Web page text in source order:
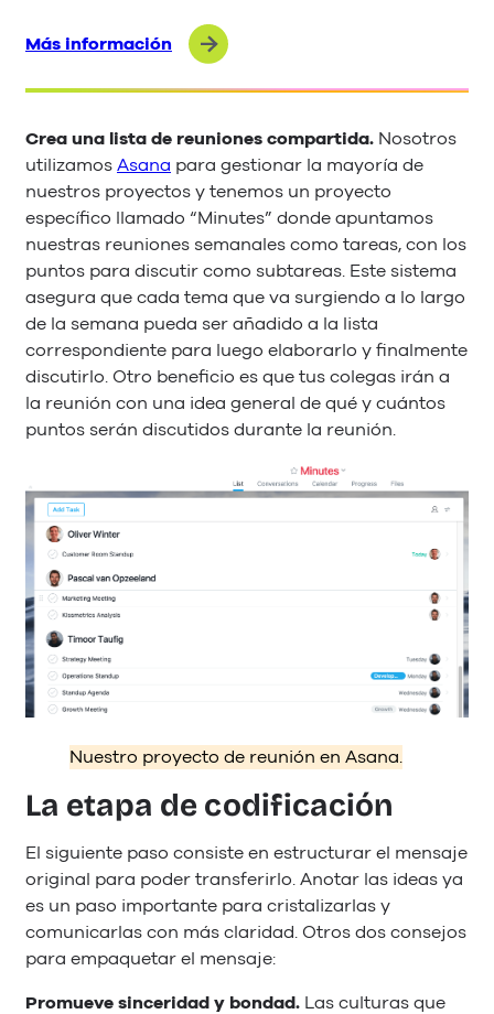
Más información
Crea una lista de reuniones compartida. Nosotros
utilizamosAsana para gestionar la mayoría de
nuestros proyectos y tenemos un proyecto
específico llamado “Minutes” donde apuntamos
nuestras reuniones semanales como tareas, con los
puntos para discutir como subtareas. Este sistema
asegura que cada tema que va surgiendo a lo largo
de la semana pueda ser añadido a la lista
correspondiente para luego elaborarlo y finalmente
discutirlo. Otro beneficio es que tus colegas irán a
la reunión con una idea general de qué y cuántos
puntos serán discutidos durante la reunión.
Nuestro proyecto de reunión en Asana.
La etapa de codificación
El siguiente paso consiste en estructurar el mensaje
original para poder transferirlo. Anotar las ideas ya
es un paso importante para cristalizarlas y
comunicarlas con más claridad. Otros dos consejos
para empaquetar el mensaje:
Promueve sinceridad y bondad. Las culturas que